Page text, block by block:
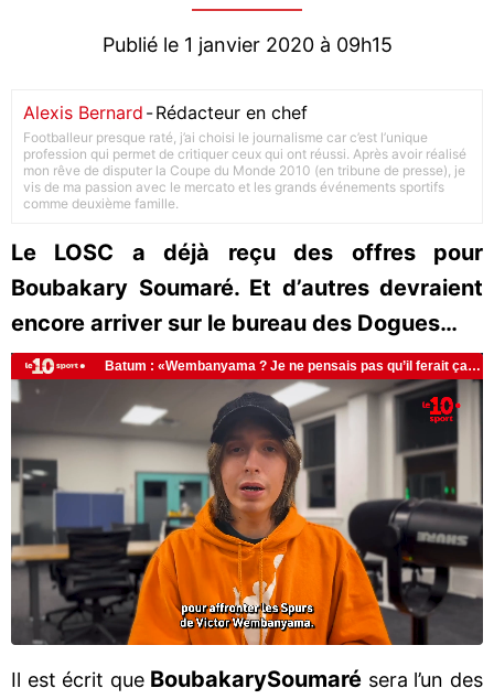
Publié le 1 janvier 2020 à 09h15
Alexis Bernard -Rédacteur en chef
Footballeur presque raté, j’ai choisi le journalisme car c’est l’unique
profession qui permet de critiquer ceux qui ont réussi. Après avoir réalisé
mon rêve de disputer la Coupe du Monde 2010 (en tribune de presse), je
vis de ma passion avec le mercato et les grands événements sportifs
comme deuxième famille.
Le LOSC a déjà reçu des offres pour
Boubakary Soumaré. Et d’autres devraient
encore arriver sur le bureau des Dogues…
Il est écrit que BoubakarySoumaré sera l’un des